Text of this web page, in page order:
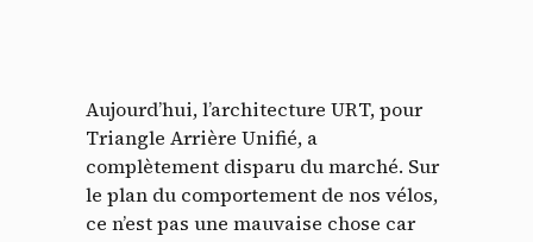
Aujourd’hui, l’architecture URT, pour
Triangle Arrière Unifié, a
complètement disparu du marché. Sur
le plan du comportement de nos vélos,
ce n’est pas une mauvaise chose car